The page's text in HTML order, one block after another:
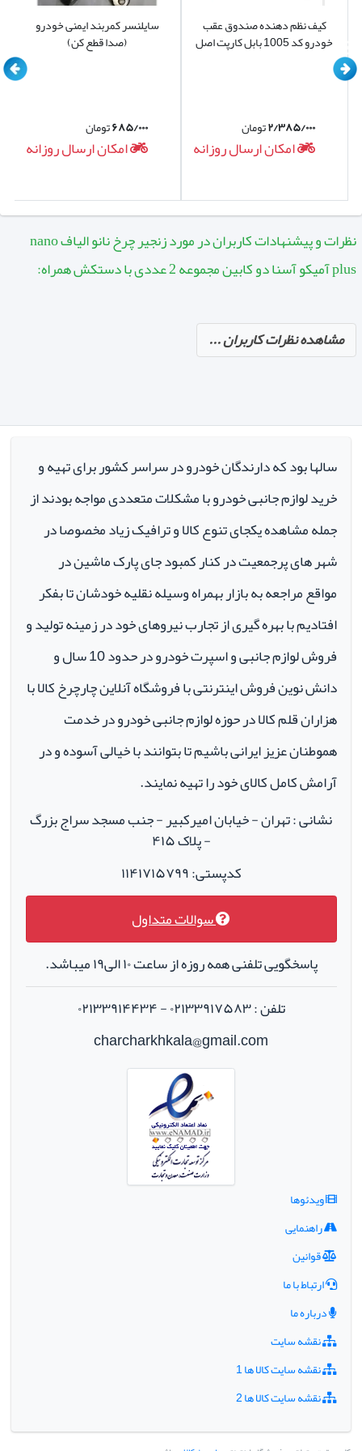
فقط مناسب جاده های اصلی میباشد و برای تردد در جاده
های فرعی و آفرود مناسب نیست
قابل استفاده برای نمایشگاه داران جهت صفر نگه داشتن
سایلنسر کمربند ایمنی خودرو
(صدا قطع کن)
۶۸۵/۰۰۰تومان
امکان ارسال روزانه
کیف نظم دهنده صندوق عقب
خودرو کد 1005 بابل کارپت اصل
۲/۳۸۵/۰۰۰تومان
امکان ارسال روزانه
نظرات و پیشنهادات کاربران در مورد زنجیر چرخ نانو الیاف nano
plus آمیکو آسنا دو کابین مجموعه 2 عددی با دستکش همراه:
مشاهده نظرات کاربران ...
سالها بود که دارندگان خودرو در سراسر کشور برای تهیه و
خرید لوازم جانبی خودرو با مشکلات متعددی مواجه بودند از
جمله مشاهده یکجای تنوع کالا و ترافیک زیاد مخصوصا در
شهر های پرجمعیت در کنار کمبود جای پارک ماشین در
مواقع مراجعه به بازار بهمراه وسیله نقلیه خودشان تا بفکر
افتادیم با بهره گیری از تجارب نیروهای خود در زمینه تولید و
فروش لوازم جانبی و اسپرت خودرو در حدود 10 سال و
دانش نوین فروش اینترنتی با فروشگاه آنلاین چارچرخ کالا با
هزاران قلم کالا در حوزه لوازم جانبی خودرو در خدمت
هموطنان عزیز ایرانی باشیم تا بتوانند با خیالی آسوده و در
آرامش کامل کالای خود را تهیه نمایند.
نشانی : تهران - خیابان امیرکبیر - جنب مسجد سراج بزرگ
- پلاک ۴۱۵
کدپستی: ۱۱۴۱۷۱۵۷۹۹
سوالات متداول
پاسخگویی تلفنی همه روزه از ساعت ۱۰ الی۱۹ میباشد.
تلفن : ۰۲۱۳۳۹۱۷۵۸۳ - ۰۲۱۳۳۹۱۴۴۳۴
charcharkhkala@gmail.com
ویدئوها
راهنمایی
قوانین
ارتباط با ما
درباره ما
نقشه سایت
نقشه سایت کالا ها 1
نقشه سایت کالا ها 2